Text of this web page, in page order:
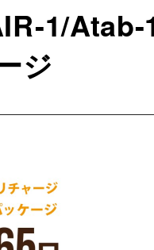
1/
ジ